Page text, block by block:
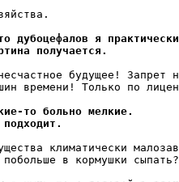
я
получается.
будущее! Запрет
вpемени! Только по
то больно мелкие.
климатически
в кормушки сыпать?